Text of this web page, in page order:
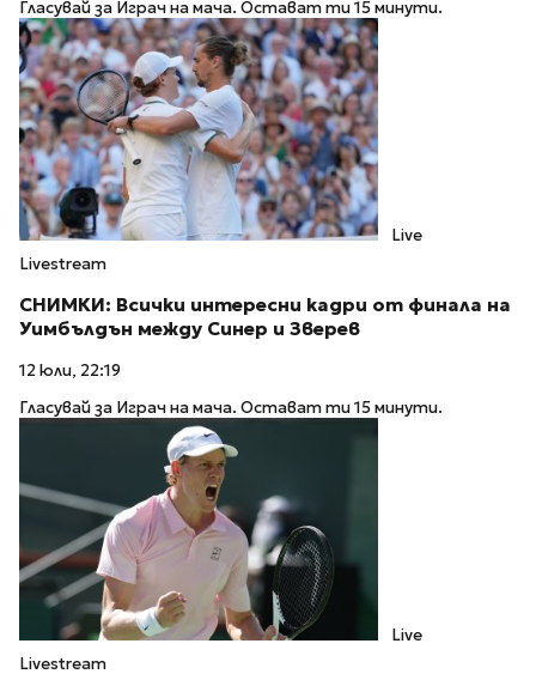
Гласувай за Играч на мача. Остават ти 15 минути.
Live
Livestream
СНИМКИ: Всички интересни кадри от финала на
Уимбълдън между Синер и Зверев
12 юли, 22:19
Гласувай за Играч на мача. Остават ти 15 минути.
Live
Livestream